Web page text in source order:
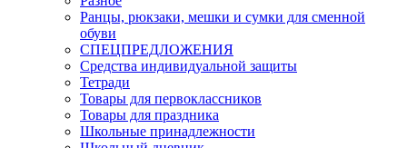
Ранцы, рюкзаки, мешки и сумки для сменной
обуви
СПЕЦПРЕДЛОЖЕНИЯ
Средства индивидуальной защиты
Тетради
Товары для первоклассников
Товары для праздника
Школьные принадлежности